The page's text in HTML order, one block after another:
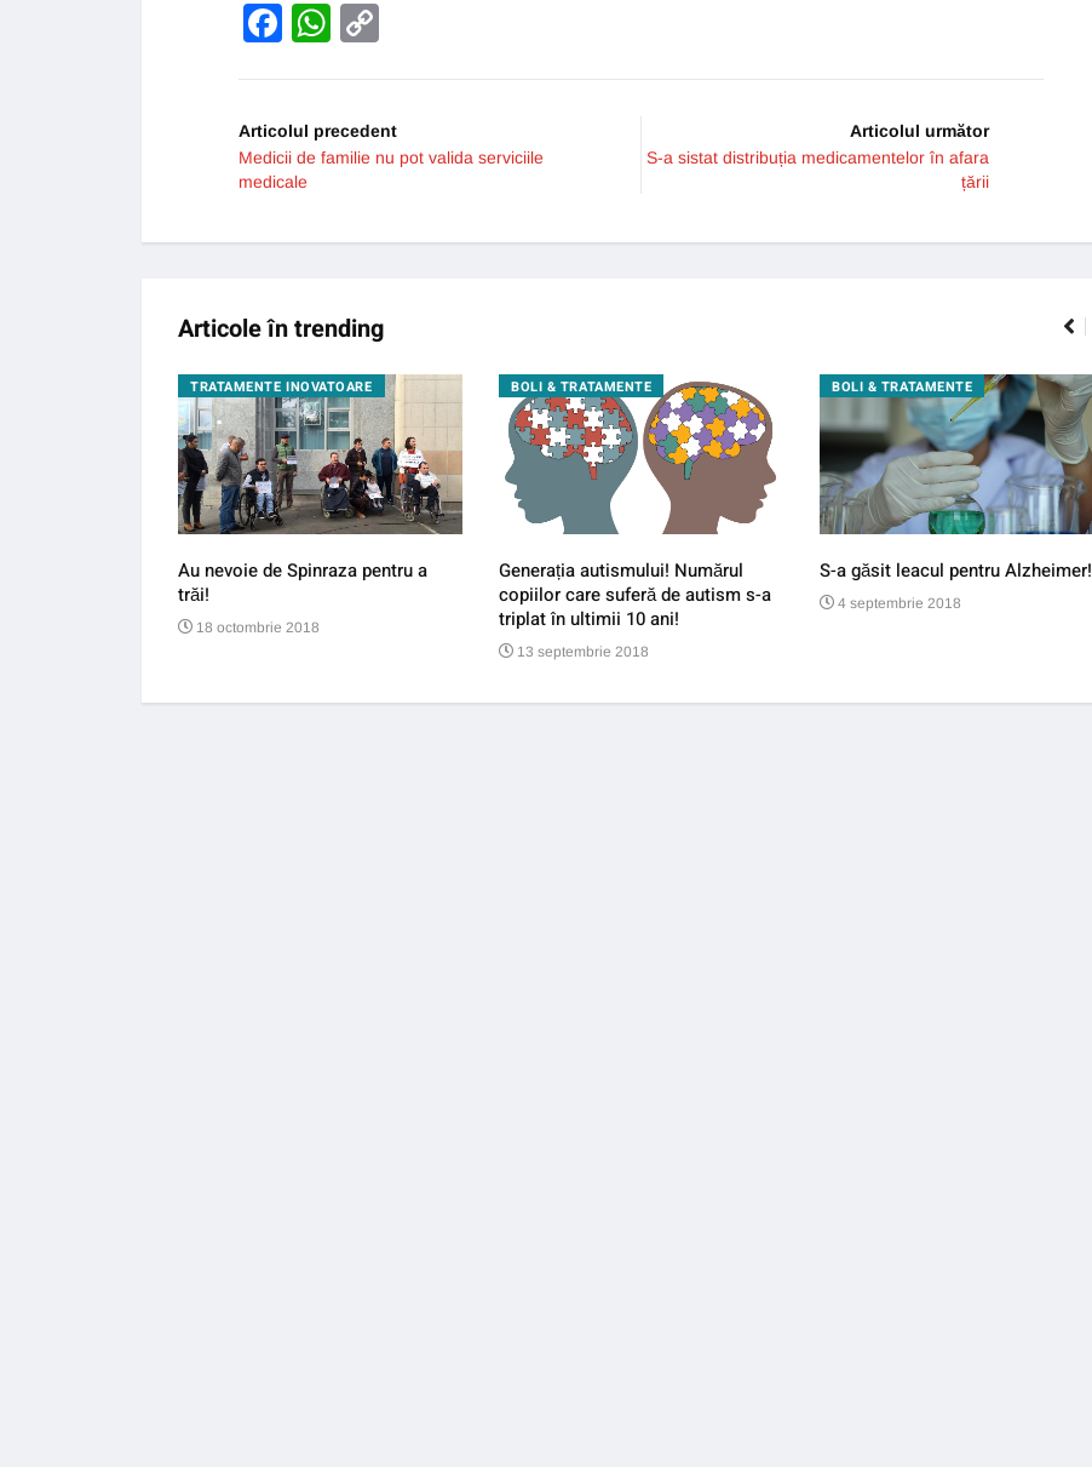
Facebook
WhatsApp
Articolul precedent
Medicii de familie nu pot valida serviciile
medicale
Articolul următor
S-a sistat distribuția medicamentelor în afara
țării
Articole în trending
TRATAMENTE INOVATOARE
Au nevoie de Spinraza pentru a
trăi!
18 octombrie 2018
BOLI & TRATAMENTE
Generația autismului! Numărul
copiilor care suferă de autism s-a
triplat în ultimii 10 ani!
13 septembrie 2018
BOLI & TRATAMENTE
S-a găsit leacul pentru Alzheimer!
4 septembrie 2018